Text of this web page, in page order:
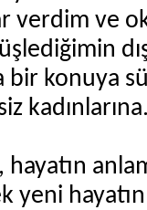
verdim ve
bir konuya
hayatın
yeni